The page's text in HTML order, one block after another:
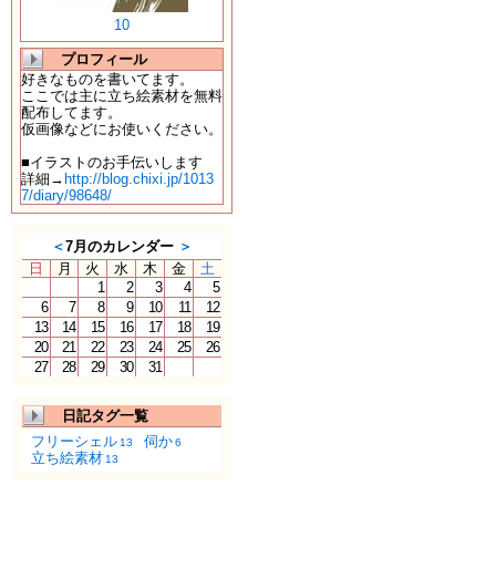
10
プロフィール
好きなものを書いてます。
ここでは主に立ち絵素材を無料
配布してます。
仮画像などにお使いください。
■イラストのお手伝いします
詳細→ http://blog.chixi.jp/1013
7/diary/98648/
＜7月のカレンダー ＞
日
月 火 水 木 金
土
1
2 3 4
5
6
7 8 9 10 11
12
13
14 15 16 17 18
19
20
21 22 23 24 25
26
27
28 29 30 31
日記タグ一覧
フリーシェル 13 伺か6
立ち絵素材 13